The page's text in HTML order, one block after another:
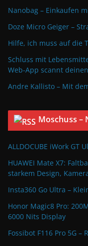
Nanobag – Einkaufen
Doze Micro Geiger –
Hilfe, ich muss auf die
Schluss mit
Web-App scannt
Andre Kallisto – Mit
Moschuss –
ALLDOCUBE iWork GT
HUAWEI Mate X7:
starkem Design,
Insta360 Go Ultra –
Honor Magic8 Pro:
6000 Nits Display
Fossibot F116 Pro 5G –